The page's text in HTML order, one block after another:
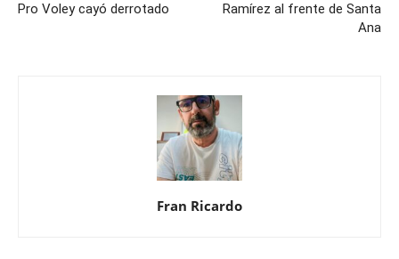
Pro Voley cayó derrotado
Ramírez al frente de Santa
Ana
Fran Ricardo